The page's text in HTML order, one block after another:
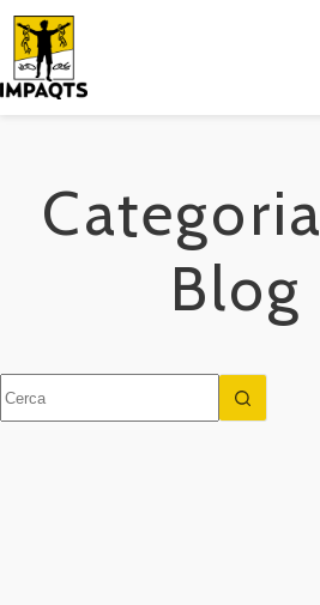
Salta
contenuto
Categoria
Blog
risultato